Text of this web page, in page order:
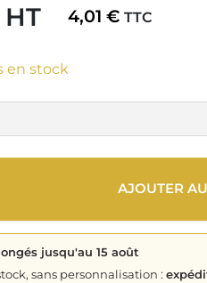
4,01 € TTC
en stock
AJOUTER
jusqu'au 15 août
sans personnalisation :